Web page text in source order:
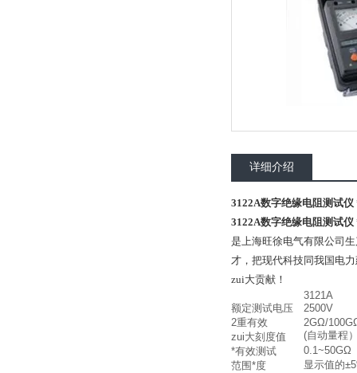
详细介绍
3122A数字绝缘电阻测试仪
3122A数字绝缘电阻测试仪
是上海旺徐电气有限公司
才，把现代科技同我国电
zui大贡献！
3121A
额定测试电压
2500V
2重有效
zui大刻度值
2GΩ/
(自动量程
*有效测试
范围*度
0.1~50GΩ
显示值的